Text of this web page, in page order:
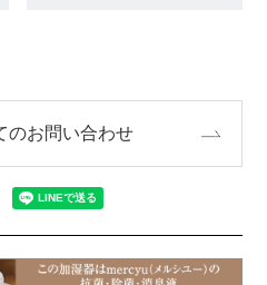
のお問い合わせ